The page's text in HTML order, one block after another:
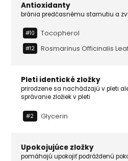
Antioxidanty
bránia predčasnému starnutiu a
#10 Tocopherol
#12 Rosmarinus Officinalis
Pleti identické zložky
prirodzene sa nachádzajú v pleti
správanie zložiek v pleti
#2 Glycerin
Upokojujúce zložky
pomáhajú upokojiť podráždenú